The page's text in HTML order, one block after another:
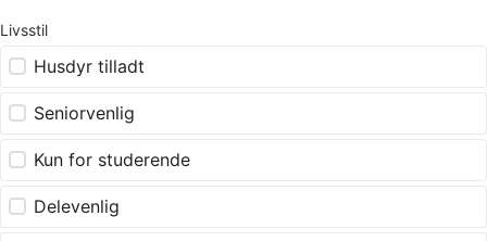
Livsstil
Husdyr tilladt
Seniorvenlig
Kun for studerende
Delevenlig